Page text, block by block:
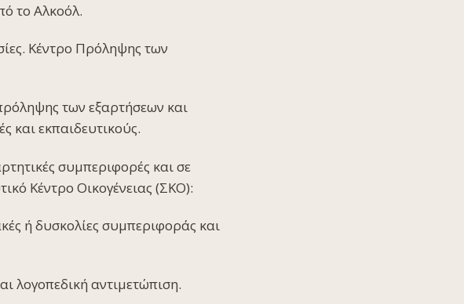
το Αλκοόλ.
Κέντρο Πρόληψης των
των εξαρτήσεων και
και εκπαιδευτικούς.
συμπεριφορές και σε
Κέντρο Οικογένειας (ΣΚΟ):
ή δυσκολίες συμπεριφοράς και
λογοπεδική αντιμετώπιση.